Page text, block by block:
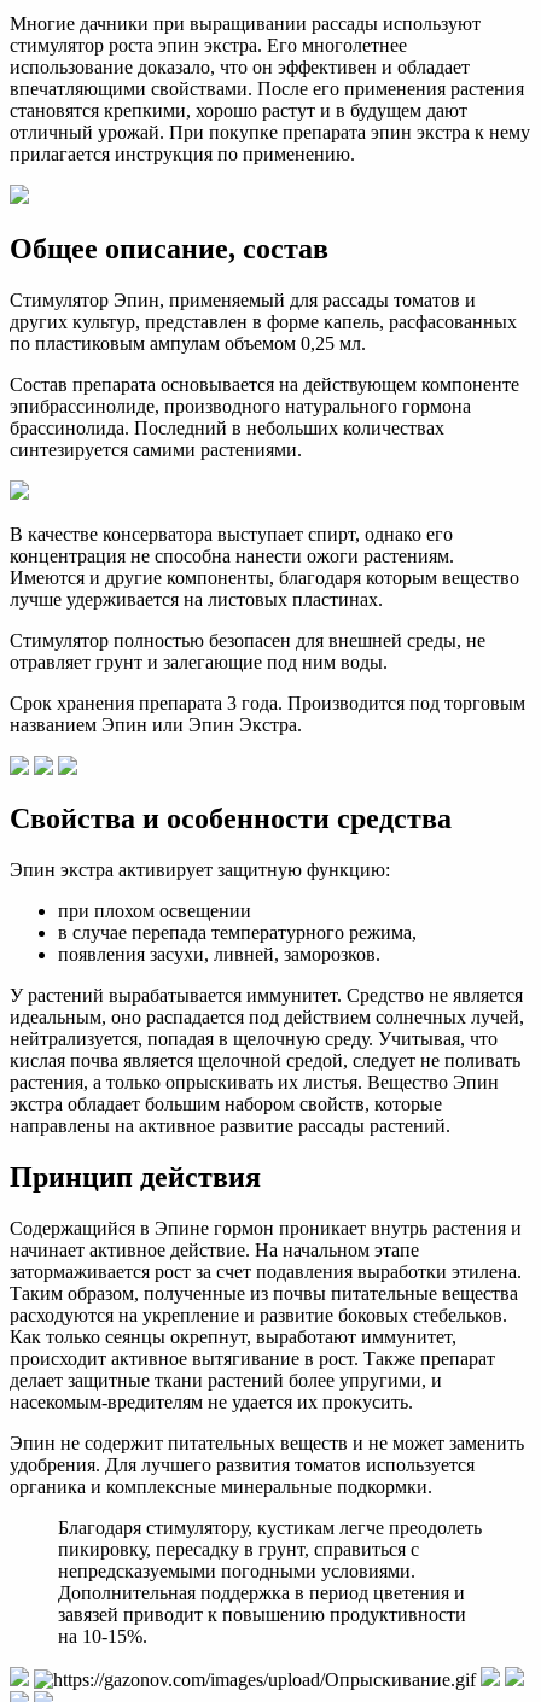
Многие дачники при выращивании рассады используют
стимулятор роста эпин экстра. Его многолетнее
использование доказало, что он эффективен и обладает
впечатляющими свойствами. После его применения растения
становятся крепкими, хорошо растут и в будущем дают
отличный урожай. При покупке препарата эпин экстра к нему
прилагается инструкция по применению.
Общее описание, состав
Стимулятор Эпин, применяемый для рассады томатов и
других культур, представлен в форме капель, расфасованных
по пластиковым ампулам объемом 0,25 мл.
Состав препарата основывается на действующем компоненте
эпибрассинолиде, производного натурального гормона
брассинолида. Последний в небольших количествах
синтезируется самими растениями.
В качестве консерватора выступает спирт, однако его
концентрация не способна нанести ожоги растениям.
Имеются и другие компоненты, благодаря которым вещество
лучше удерживается на листовых пластинах.
Стимулятор полностью безопасен для внешней среды, не
отравляет грунт и залегающие под ним воды.
Срок хранения препарата 3 года. Производится под торговым
названием Эпин или Эпин Экстра.
Свойства и особенности средства
Эпин экстра активирует защитную функцию:
при плохом освещении
в случае перепада температурного режима,
появления засухи, ливней, заморозков.
У растений вырабатывается иммунитет. Средство не является
идеальным, оно распадается под действием солнечных лучей,
нейтрализуется, попадая в щелочную среду. Учитывая, что
кислая почва является щелочной средой, следует не поливать
растения, а только опрыскивать их листья. Вещество Эпин
экстра обладает большим набором свойств, которые
направлены на активное развитие рассады растений.
Принцип действия
Содержащийся в Эпине гормон проникает внутрь растения и
начинает активное действие. На начальном этапе
затормаживается рост за счет подавления выработки этилена.
Таким образом, полученные из почвы питательные вещества
расходуются на укрепление и развитие боковых стебельков.
Как только сеянцы окрепнут, выработают иммунитет,
происходит активное вытягивание в рост. Также препарат
делает защитные ткани растений более упругими, и
насекомым-вредителям не удается их прокусить.
Эпин не содержит питательных веществ и не может заменить
удобрения. Для лучшего развития томатов используется
органика и комплексные минеральные подкормки.
Благодаря стимулятору, кустикам легче преодолеть
пикировку, пересадку в грунт, справиться с
непредсказуемыми погодными условиями.
Дополнительная поддержка в период цветения и
завязей приводит к повышению продуктивности
на 10-15%.